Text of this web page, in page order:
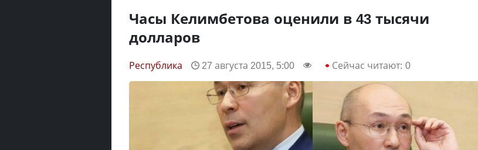
Часы Келимбетова оценили в 43 тысячи
долларов
Республика 27 августа 2015, 5:00 Сейчас читают: 0